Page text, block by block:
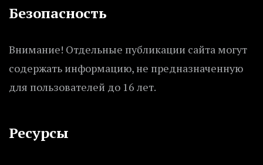
Безопасность
Внимание! Отдельные публикации сайта могут
содержать информацию, не предназначенную
для пользователей до 16 лет.
Ресурсы